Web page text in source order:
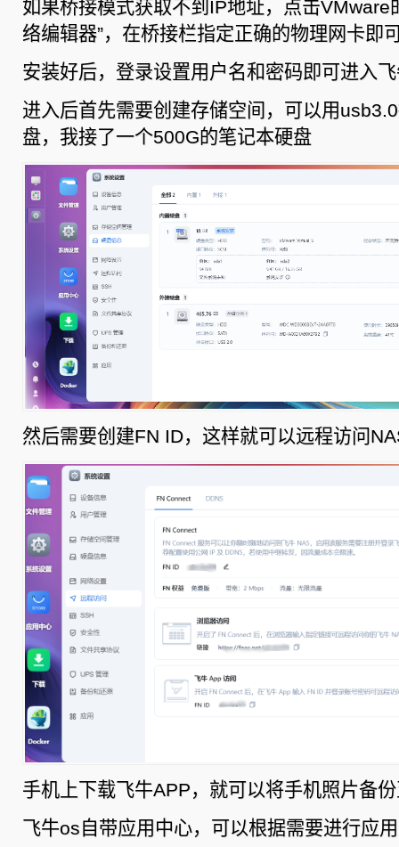
如果桥接模式获取不到IP地址，点击VMware
络编辑器”，在桥接栏指定正确的物理网卡即
安装好后，登录设置用户名和密码即可进入
进入后首先需要创建存储空间，可以用
盘，我接了一个500G的笔记本硬盘
然后需要创建FN ID，这样就可以远程访问
手机上下载飞牛APP，就可以将手机照片备
飞牛os自带应用中心，可以根据需要进行应